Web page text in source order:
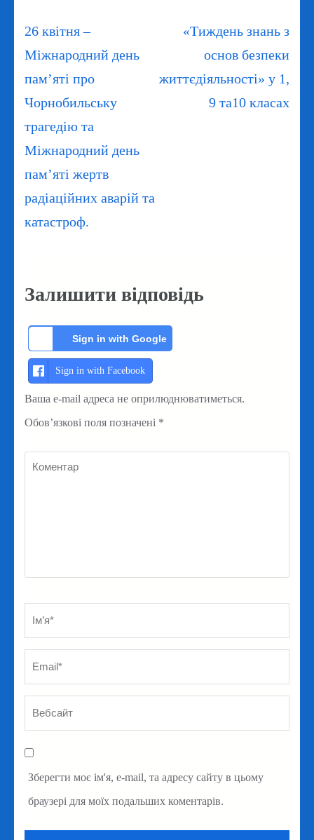
Навігація
записів
26 квітня –
Міжнародний день
пам’яті про
Чорнобильську
трагедію та
Міжнародний день
пам’яті жертв
радіаційних аварій та
катастроф.
«Тиждень знань з
основ безпеки
життєдіяльності» у 1,
9 та10 класах
Залишити відповідь
Sign in with Google
Sign in with Facebook
Ваша e-mail адреса не оприлюднюватиметься.
Обов’язкові поля позначені *
Коментар
Ім’я *
Зберегти моє ім'я, e-mail, та адресу сайту в цьому
браузері для моїх подальших коментарів.